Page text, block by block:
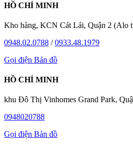
HỒ CHÍ MINH
Kho hàng, KCN Cát Lái, Quận 2 (Alo
0948.02.0788 /0933.48.1979
Gọi điện Bản đồ
HỒ CHÍ MINH
khu Đô Thị Vinhomes Grand Park,
0948020788
Gọi điện Bản đồ